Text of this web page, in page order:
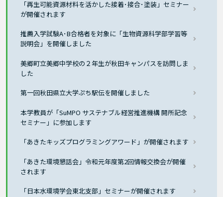
「再生可能資源材料を活かした接着･接合･塗装」セミナー
が開催されます
推薦入学試験A･B合格者を対象に「生物資源科学部学習等
説明会」を開催しました
美郷町立美郷中学校の２年生が秋田キャンパスを訪問しま
した
第一回秋田県立大学ぷち駅伝を開催しました
本学教員が「SuMPO サステナブル経営推進機構 開所記念
セミナー」に参加します
「あきたキッズプログラミングアワード」が開催されます
「あきた環境懇話会」令和元年度第2回情報交換会が開催
されます
「日本水環境学会東北支部」セミナーが開催されます